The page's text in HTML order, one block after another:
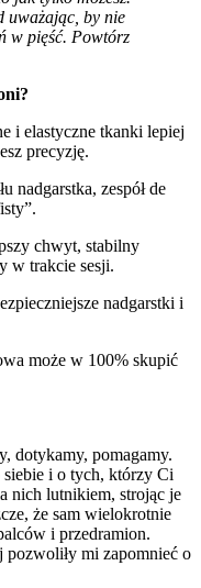
uważając, by nie
w pięść. Powtórz
i elastyczne tkanki lepiej
precyzję.
nadgarstka, zespół de
chwyt, stabilny
w trakcie sesji.
nadgarstki i
może w 100% skupić
dotykamy, pomagamy.
siebie i o tych, którzy Ci
nich lutnikiem, strojąc je
że sam wielokrotnie
i przedramion.
pozwoliły mi zapomnieć o